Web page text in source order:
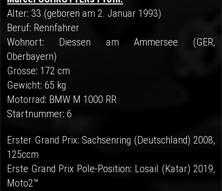
Alter: 33 (geboren am 2. Januar 1993)
Beruf: Rennfahrer
Wohnort: Diessen am Ammersee (GER,
Oberbayern)
Grösse: 172 cm
Gewicht: 65 kg
Motorrad: BMW M 1000 RR
Startnummer: 6
Erster Grand Prix: Sachsenring (Deutschland) 2008,
125ccm
Erste Grand Prix Pole-Position: Losail (Katar) 2019,
Moto2™